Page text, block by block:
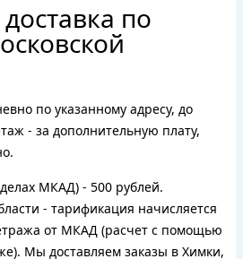
по
по указанному адресу, до
- за дополнительную плату,
МКАД) - 500 рублей.
- тарификация начисляется
от МКАД (расчет с помощью
Мы доставляем заказы в Химки,